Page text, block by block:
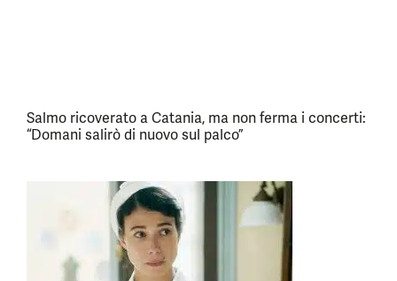
Salmo ricoverato a Catania, ma non ferma i concerti:
“Domani salirò di nuovo sul palco”